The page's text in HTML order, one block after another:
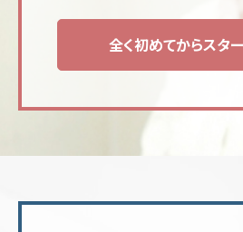
全く初めてからスタ